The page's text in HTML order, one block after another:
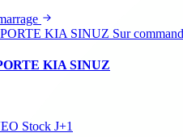
Sur
KIA SINUZ
Stock J+1